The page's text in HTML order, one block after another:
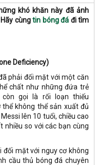
khó khăn này đã ảnh
cùngtin bóng đá đi tìm
Deficiency)
phải đối mặt với một căn
chất như những đứa trẻ
còn gọi là rối loạn thiếu
không thể sản xuất đủ
lên 10 tuổi, chiều cao
nhiều so với các bạn cùng
đối mặt với nguy cơ không
cầu thủ bóng đá chuyên